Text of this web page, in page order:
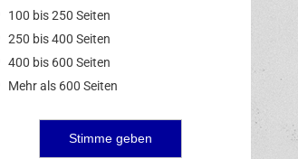
100 bis 250 Seiten
250 bis 400 Seiten
400 bis 600 Seiten
Mehr als 600 Seiten